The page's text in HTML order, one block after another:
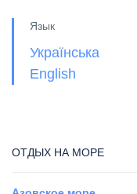
Язык
Українська
English
ОТДЫХ НА МОРЕ